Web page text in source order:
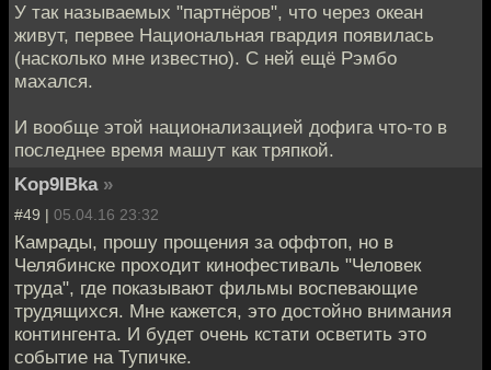
У так называемых "партнёров", что через океан
живут, первее Национальная гвардия появилась
(насколько мне известно). С ней ещё Рэмбо
махался.
И вообще этой национализацией дофига что-то в
последнее время машут как тряпкой.
Kop9IBka »
#49 | 05.04.16 23:32
Камрады, прошу прощения за оффтоп, но в
Челябинске проходит кинофестиваль "Человек
труда", где показывают фильмы воспевающие
трудящихся. Мне кажется, это достойно внимания
контингента. И будет очень кстати осветить это
событие на Тупичке.